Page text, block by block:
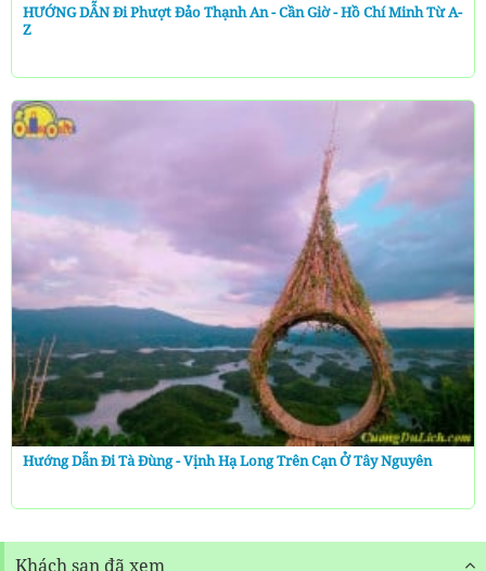
HƯỚNG DẪN Đi Phượt Đảo Thạnh An - Cần Giờ - Hồ Chí Minh Từ A-
Z
Hướng Dẫn Đi Tà Đùng - Vịnh Hạ Long Trên Cạn Ở Tây Nguyên
Khách sạn đã xem